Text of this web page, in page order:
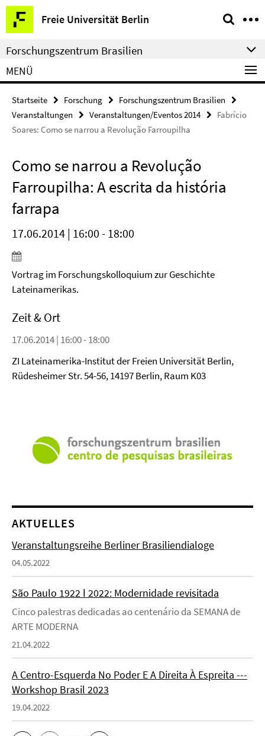
Springe
direkt
zu
Inhalt
Freie Universität Berlin
Service-
Navigation
Forschungszentrum Brasilien
MENÜ
Startseite Forschung
Forschungszentrum Brasilien
Veranstaltungen
Veranstaltungen/Eventos 2014
Fabrício
Soares: Como se narrou a Revolução Farroupilha
Como se narrou a Revolução
Farroupilha: A escrita da história
farrapa
17.06.2014 | 16:00 - 18:00
Vortrag im Forschungskolloquium zur Geschichte
Lateinamerikas.
Zeit & Ort
17.06.2014 | 16:00 - 18:00
ZI Lateinamerika-Institut der Freien Universität Berlin,
Rüdesheimer Str. 54-56, 14197 Berlin, Raum K03
AKTUELLES
Veranstaltungsreihe Berliner Brasiliendialoge
04.05.2022
São Paulo 1922 ǀ 2022: Modernidade revisitada
Cinco palestras dedicadas ao centenário da SEMANA de
ARTE MODERNA
21.04.2022
A Centro-Esquerda No Poder E A Direita À Espreita ---
Workshop Brasil 2023
19.04.2022